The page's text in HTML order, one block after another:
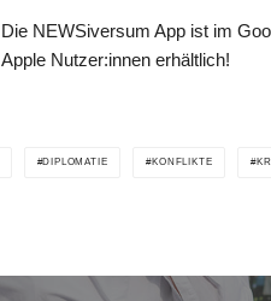
Die NEWSiversum App ist im
Apple Nutzer:innen erhältlich!
DIPLOMATIE KONFLIKTE